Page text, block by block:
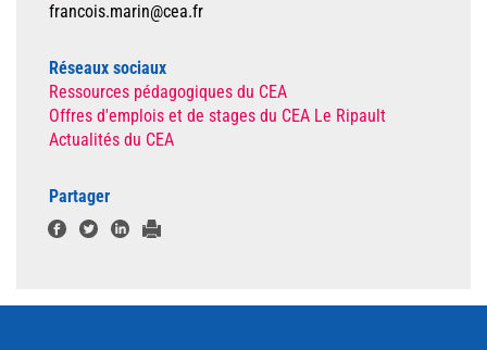
francois.marin@cea.fr
Réseaux sociaux
Ressources pédagogiques du CEA
Offres d'emplois et de stages du CEA Le Ripault
Actualités du CEA
Partager